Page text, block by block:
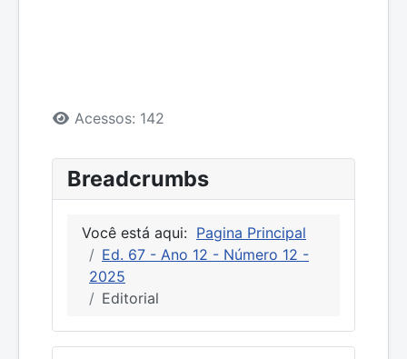
Detalhes
Acessos: 142
Breadcrumbs
Você está aqui: Pagina Principal
Ed. 67 - Ano 12 - Número 12 -
2025
Editorial